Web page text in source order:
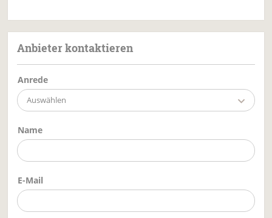
Anbieter kontaktieren
Anrede
Auswählen
Name
E-Mail